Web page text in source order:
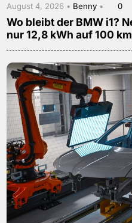
August 4, 2026 • Benny • 0
Wo bleibt der BMW i1?
nur 12,8 kWh auf 100 km